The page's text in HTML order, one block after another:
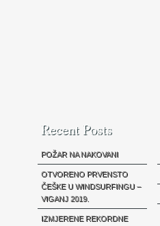
Recent Posts
POŽAR NA NAKOVANI
OTVORENO PRVENSTO
ČEŠKE U WINDSURFINGU –
VIGANJ 2019.
IZMJERENE REKORDNE